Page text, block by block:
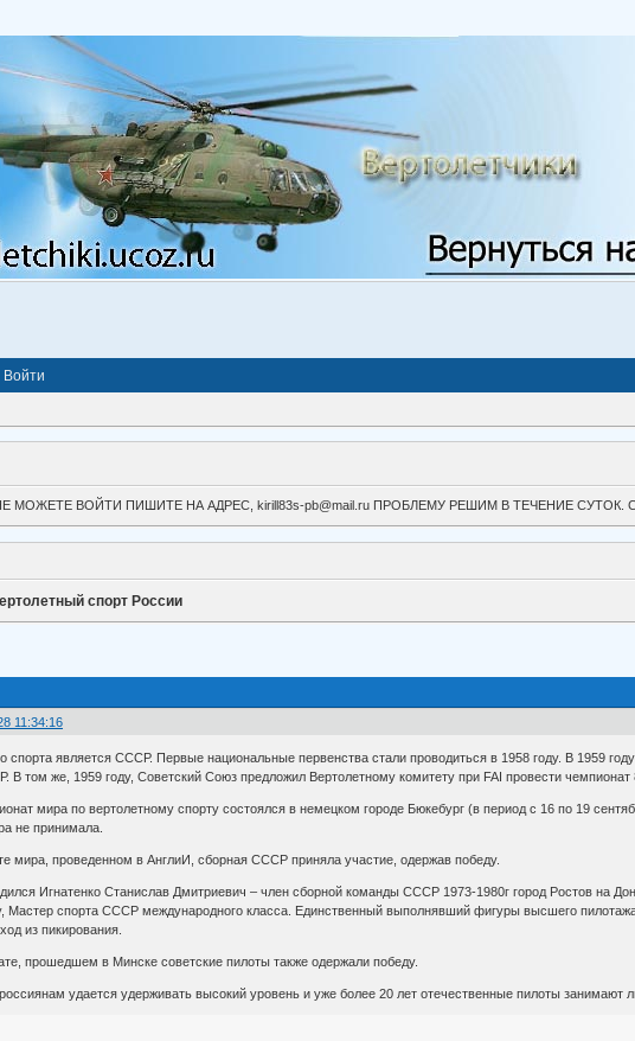
Войти
МОЖЕТЕ ВОЙТИ ПИШИТЕ НА АДРЕС, kirill83s-pb@mail.ru ПРОБЛЕМУ РЕШИМ В ТЕЧЕНИЕ
спорт России
11:34:16
спорта является СССР. Первые национальные первенства стали проводиться в 1958 году. В 1959
В том же, 1959 году, Советский Союз предложил Вертолетному комитету при FAI провести чемпионат
мира по вертолетному спорту состоялся в немецком городе Бюкебург (в период с 16 по 19
не принимала.
мира, проведенном в АнглиИ, сборная СССР приняла участие, одержав победу.
Игнатенко Станислав Дмитриевич – член сборной команды СССР 1973-1980г город Ростов на
Мастер спорта СССР международного класса. Единственный выполнявший фигуры высшего
из пикирования.
прошедшем в Минске советские пилоты также одержали победу.
удается удерживать высокий уровень и уже более 20 лет отечественные пилоты занимают